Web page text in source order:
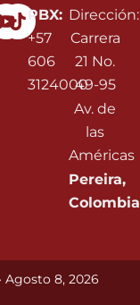
Youtube
PBX:
+57
606
3124000
Dirección:
Carrera
21 No.
49-95
Av. de
las
Américas
Pereira,
Colombia
Agosto 8, 2026